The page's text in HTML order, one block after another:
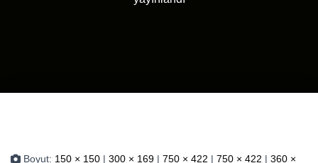
Boyut: 150 × 150 | 300 × 169 | 750 × 422 | 750 × 422 | 360 ×